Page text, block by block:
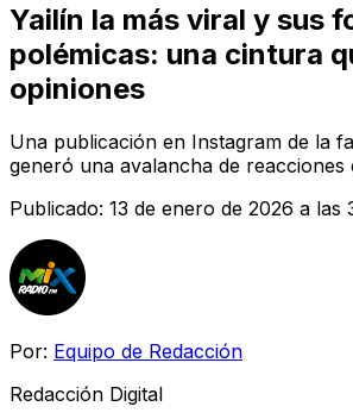
Yailín la más viral y sus
polémicas: una cintura
opiniones
Una publicación en Instagram de la
generó una avalancha de reacciones
Publicado: 13 de enero de 2026 a las
Por: Equipo de Redacción
Redacción Digital